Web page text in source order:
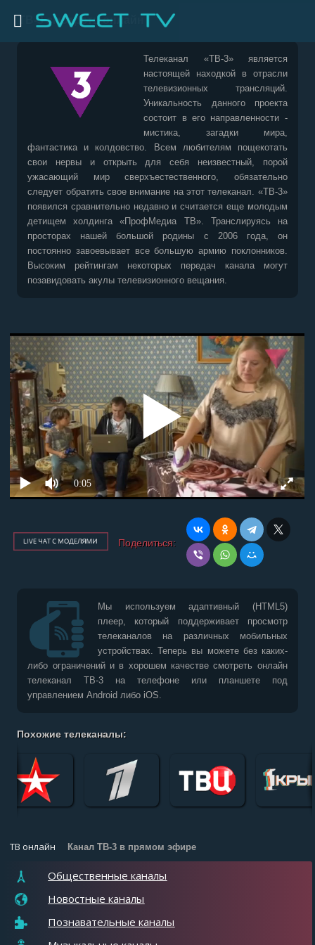
ТВ-3 смотреть онлайн
Телеканал «ТВ-3» является
настоящей находкой в отрасли
телевизионных трансляций.
Уникальность данного проекта
состоит в его направленности -
мистика, загадки мира,
фантастика и колдовство. Всем любителям пощекотать
свои нервы и открыть для себя неизвестный, порой
ужасающий мир сверхъестественного, обязательно
следует обратить свое внимание на этот телеканал. «ТВ-3»
появился сравнительно недавно и считается еще молодым
детищем холдинга «ПрофМедиа ТВ». Транслируясь на
просторах нашей большой родины с 2006 года, он
постоянно завоевывает все большую армию поклонников.
Высоким рейтингам некоторых передач канала могут
позавидовать акулы телевизионного вещания.
Поделиться:
Мы используем адаптивный (HTML5)
плеер, который поддерживает просмотр
телеканалов на различных мобильных
устройствах. Теперь вы можете без каких-
либо ограничений и в хорошем качестве смотреть онлайн
телеканал ТВ-3 на телефоне или планшете под
управлением Android либо iOS.
Похожие телеканалы:
ТВ онлайн Канал ТВ-3 в прямом эфире
Общественные каналы
Новостные каналы
Познавательные каналы